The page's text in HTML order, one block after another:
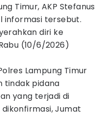
Timur, AKP Stefanus
informasi tersebut.
diri ke
(10/6/2026)
Lampung Timur
tindak pidana
yang terjadi di
dikonfirmasi, Jumat